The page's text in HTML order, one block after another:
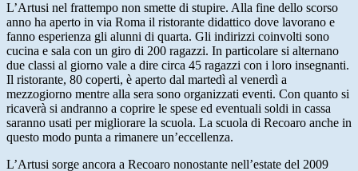
L’Artusi nel frattempo non smette di stupire. Alla fine dello scorso
anno ha aperto in via Roma il ristorante didattico dove lavorano e
fanno esperienza gli alunni di quarta. Gli indirizzi coinvolti sono
cucina e sala con un giro di 200 ragazzi. In particolare si alternano
due classi al giorno vale a dire circa 45 ragazzi con i loro insegnanti.
Il ristorante, 80 coperti, è aperto dal martedì al venerdì a
mezzogiorno mentre alla sera sono organizzati eventi. Con quanto si
ricaverà si andranno a coprire le spese ed eventuali soldi in cassa
saranno usati per migliorare la scuola. La scuola di Recoaro anche in
questo modo punta a rimanere un’eccellenza.
L’Artusi sorge ancora a Recoaro nonostante nell’estate del 2009